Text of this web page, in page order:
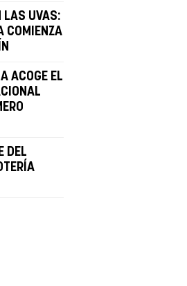
LAS UVAS:
COMIENZA
ACOGE EL
DEL